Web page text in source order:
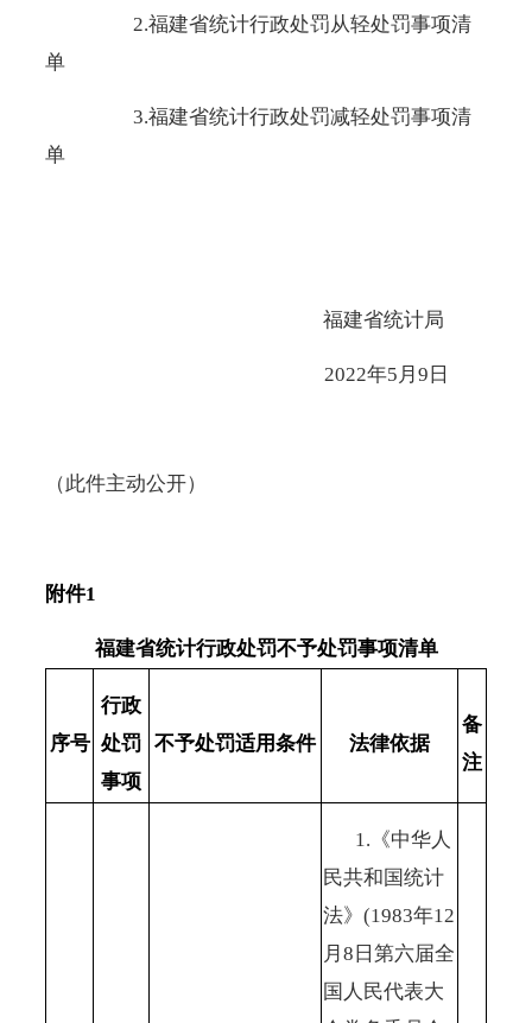
2.福建省统计行政处罚从轻处罚事项清
单
3.福建省统计行政处罚减轻处罚事项清
单
福建省统计局
2022年5月9日
（此件主动公开）
附件1
福建省统计行政处罚不予处罚事项清单
序号
行政
处罚
事项
不予处罚适用条件 法律依据
备
注
1.《中华人
民共和国统计
法》(1983年12
月8日第六届全
国人民代表大